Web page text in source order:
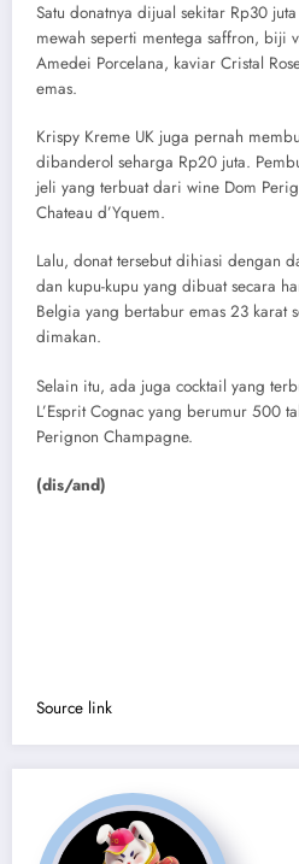
Satu donatnya dijual sekitar Rp30
mewah seperti mentega saffron, biji
Amedei Porcelana, kaviar Cristal
emas.
Krispy Kreme UK juga pernah
dibanderol seharga Rp20 juta.
jeli yang terbuat dari wine Dom
Chateau d’Yquem.
Lalu, donat tersebut dihiasi dengan
dan kupu-kupu yang dibuat secara
Belgia yang bertabur emas 23 karat
dimakan.
Selain itu, ada juga cocktail yang
L’Esprit Cognac yang berumur 500
Perignon Champagne.
(dis/and)
Source link